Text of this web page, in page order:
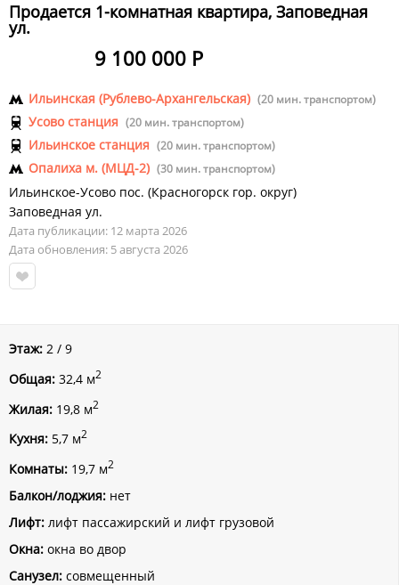
Продается 1-комнатная квартира, Заповедная
ул.
9 100 000 Р
Ильинская (Рублево-Архангельская) (20 мин. транспортом)
Усово станция (20 мин. транспортом)
Ильинское станция (20 мин. транспортом)
Опалиха м. (МЦД-2) (30 мин. транспортом)
Ильинское-Усово пос. (Красногорск гор. округ)
Заповедная ул.
Дата публикации: 12 марта 2026
Дата обновления: 5 августа 2026
Этаж: 2 / 9
Общая: 32,4 м2
Жилая: 19,8 м2
Кухня: 5,7 м2
Комнаты: 19,7 м2
Балкон/лоджия: нет
Лифт: лифт пассажирский и лифт грузовой
Окна: окна во двор
Санузел: совмещенный